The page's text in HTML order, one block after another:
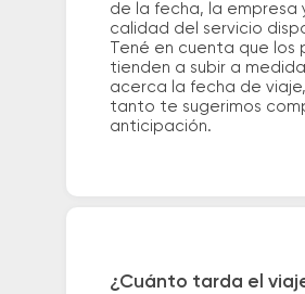
de la fecha, la empresa
calidad del servicio
Tené en cuenta que los
tienden a subir a
acerca la fecha de
tanto te sugerimos
anticipación.
¿Cuánto tarda el